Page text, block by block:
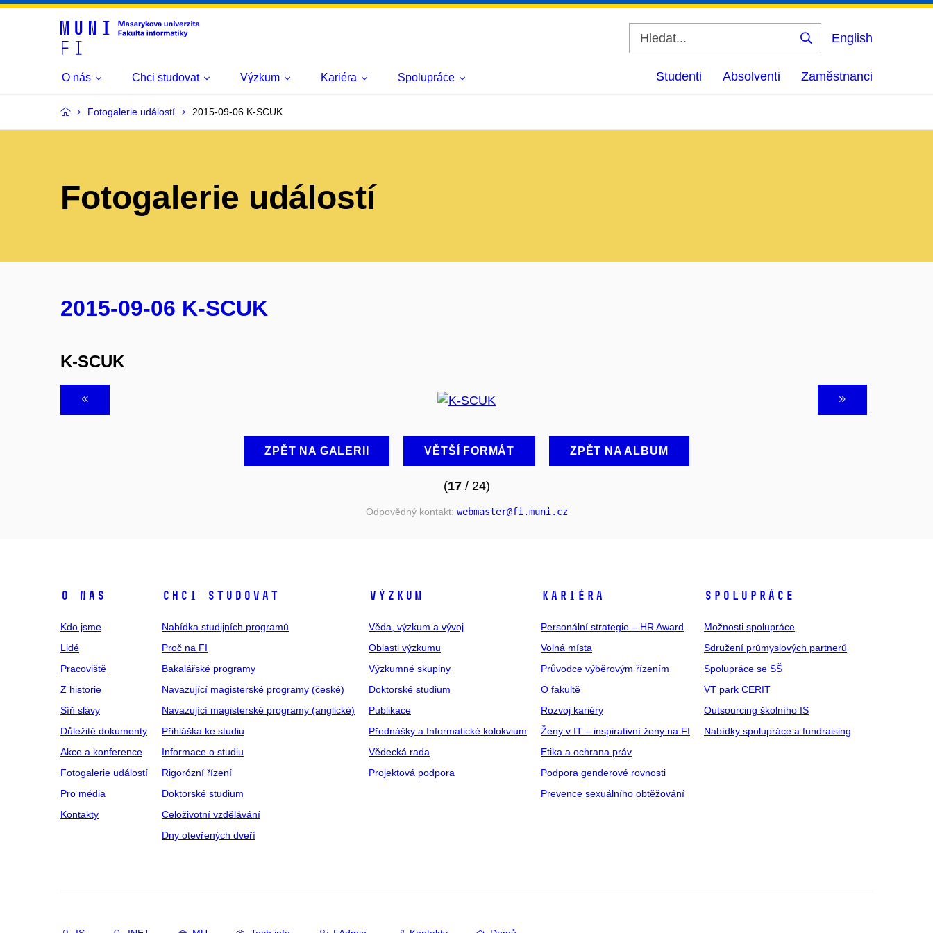
Vyhledat
English
O nás Chci studovat Výzkum Kariéra Spolupráce Studenti Absolventi Zaměstnanci
Fotogalerie událostí 2015-09-06 K-SCUK
Fotogalerie událostí
2015-09-06 K-SCUK
K-SCUK
ZPĚT NA GALERII VĚTŠÍ FORMÁT ZPĚT NA ALBUM
(17/ 24)
Odpovědný kontakt: webmaster@fi .muni .cz
O NÁS
Kdo jsme
Lidé
Pracoviště
Z historie
Síň slávy
Důležité dokumenty
Akce a konference
Fotogalerie událostí
Pro média
Kontakty
CHCI STUDOVAT
Nabídka studijních programů
Proč na FI
Bakalářské programy
Navazující magisterské programy (české)
Navazující magisterské programy (anglické)
Přihláška ke studiu
Informace o studiu
Rigorózní řízení
Doktorské studium
Celoživotní vzdělávání
Dny otevřených dveří
VÝZKUM
Věda, výzkum a vývoj
Oblasti výzkumu
Výzkumné skupiny
Doktorské studium
Publikace
Přednášky a Informatické kolokvium
Vědecká rada
Projektová podpora
KARIÉRA
Personální strategie – HR Award
Volná místa
Průvodce výběrovým řízením
O fakultě
Rozvoj kariéry
Ženy v IT – inspirativní ženy na FI
Etika a ochrana práv
Podpora genderové rovnosti
Prevence sexuálního obtěžování
SPOLUPRÁCE
Možnosti spolupráce
Sdružení průmyslových partnerů
Spolupráce se SŠ
VT park CERIT
Outsourcing školního IS
Nabídky spolupráce a fundraising